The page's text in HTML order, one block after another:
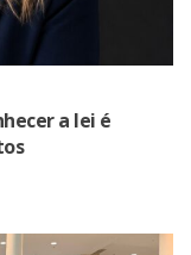
a lei é